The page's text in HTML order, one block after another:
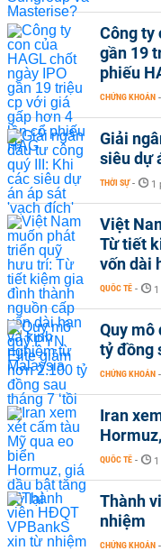
Công ty
gần 19
phiếu
CHỨNG KHOÁN -
Giải
siêu dự
THỜI SỰ - 1
Việt
Từ tiết
vốn dài
QUỐC TẾ -
Quy mô
tỷ đồng
CHỨNG KHOÁN -
Iran
QUỐC TẾ -
Thành
nhiệm
CHỨNG KHOÁN -